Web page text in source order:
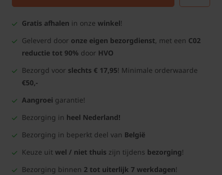
Gratis afhalen in onze winkel!
Geleverd door onze eigen bezorgdienst, met een C02
reductie tot 90% door HVO
Bezorgd voor slechts € 17,95! Minimale orderwaarde
€50,-
Aangroei garantie!
Bezorging in heel Nederland!
Bezorging in beperkt deel van België
Keuze uit wel / niet thuis zijn tijdens bezorging!
Bezorging binnen 2 tot uiterlijk 7 werkdagen!